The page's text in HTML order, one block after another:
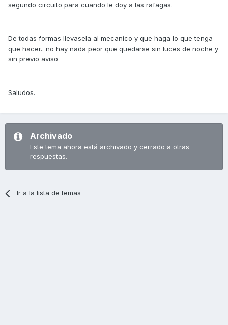
segundo circuito para cuando le doy a las rafagas.
De todas formas llevasela al mecanico y que haga lo que tenga
que hacer.. no hay nada peor que quedarse sin luces de noche y
sin previo aviso
Saludos.
Archivado
Este tema ahora está archivado y cerrado a otras
respuestas.
Ir a la lista de temas